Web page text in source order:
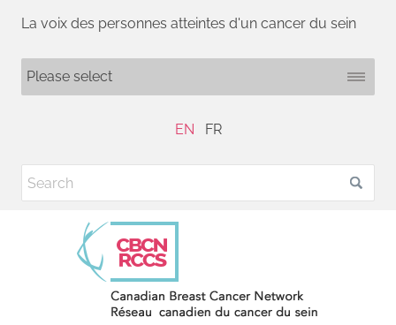
La voix des personnes atteintes d'un cancer du sein
EN FR